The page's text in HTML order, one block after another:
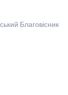
Благовісник